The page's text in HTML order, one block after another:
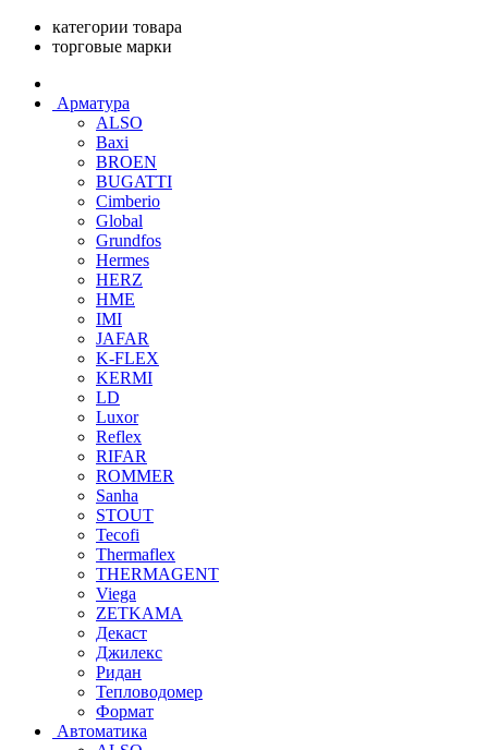
категории товара
торговые марки
Арматура
ALSO
Baxi
BROEN
BUGATTI
Cimberio
Global
Grundfos
Hermes
HERZ
HME
IMI
JAFAR
K-FLEX
KERMI
LD
Luxor
Reflex
RIFAR
ROMMER
Sanha
STOUT
Tecofi
Thermaflex
THERMAGENT
Viega
ZETKAMA
Декаст
Джилекс
Ридан
Тепловодомер
Формат
Автоматика